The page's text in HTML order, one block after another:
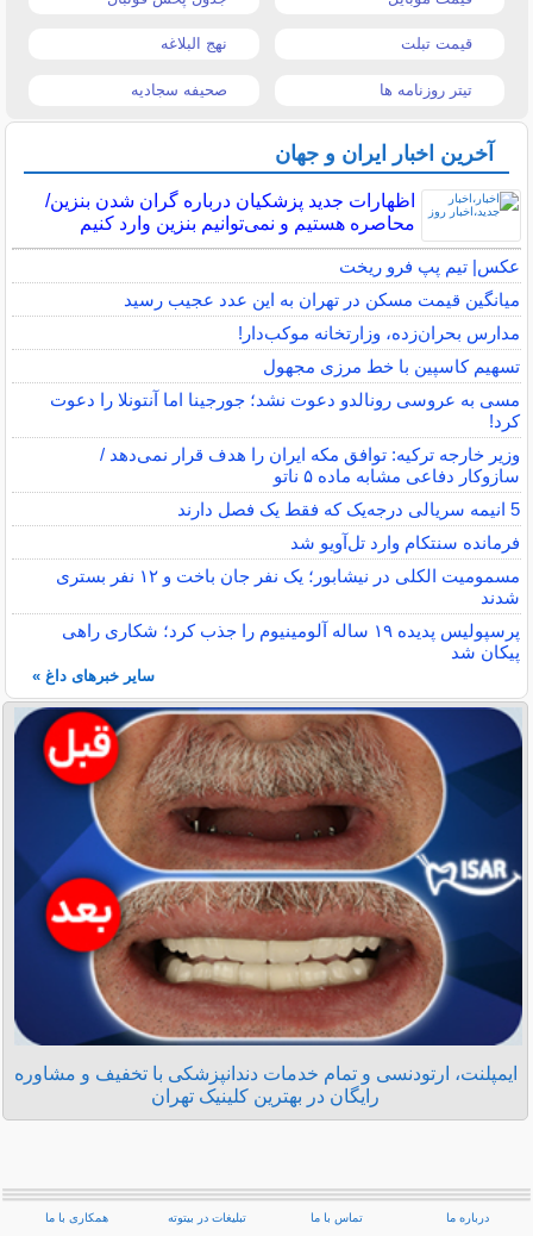
قیمت تبلت نهج البلاغه
تیتر روزنامه ها صحیفه سجادیه
آخرین اخبار ایران و جهان
اظهارات جدید پزشکیان درباره گران شدن بنزین/
محاصره هستیم و نمی‌توانیم بنزین وارد کنیم
عکس| تیم پپ فرو ریخت
میانگین قیمت مسکن در تهران به این عدد عجیب رسید
مدارس بحران‌زده، وزارتخانه موکب‌دار!
تسهیم کاسپین با خط مرزی مجهول
مسی به عروسی رونالدو دعوت نشد؛ جورجینا اما آنتونلا را دعوت
کرد!
وزیر خارجه ترکیه: توافق مکه ایران را هدف قرار نمی‌دهد /
سازوکار دفاعی مشابه ماده ۵ ناتو
5 انیمه سریالی درجه‌یک که فقط یک فصل دارند
فرمانده سنتکام وارد تل‌آویو شد
مسمومیت الکلی در نیشابور؛ یک نفر جان باخت و ۱۲ نفر بستری
شدند
پرسپولیس پدیده ۱۹ ساله آلومینیوم را جذب کرد؛ شکاری راهی
پیکان شد
سایر خبرهای داغ »
ایمپلنت، ارتودنسی و تمام خدمات دندانپزشکی با تخفیف و مشاوره
رایگان در بهترین کلینیک تهران
درباره ما تماس با ما تبلیغات در بیتوته همکاری با ما